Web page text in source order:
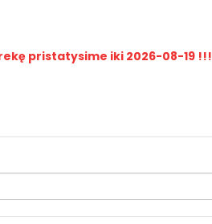
pristatysime iki 2026-08-19 !!!